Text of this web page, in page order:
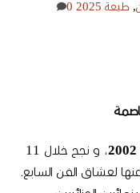
, طبعة 2025 0
2002، و نجح خلال
لعشاق الفن السابع.